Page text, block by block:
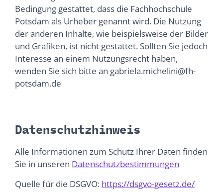
Bedingung gestattet, dass die Fachhochschule
Potsdam als Urheber genannt wird. Die Nutzung
der anderen Inhalte, wie beispielsweise der Bilder
und Grafiken, ist nicht gestattet. Sollten Sie jedoch
Interesse an einem Nutzungsrecht haben,
wenden Sie sich bitte an gabriela.michelini@fh-
potsdam.de
Datenschutzhinweis
Alle Informationen zum Schutz Ihrer Daten finden
Sie in unseren Datenschutzbestimmungen
Quelle für die DSGVO: https://dsgvo-gesetz.de/